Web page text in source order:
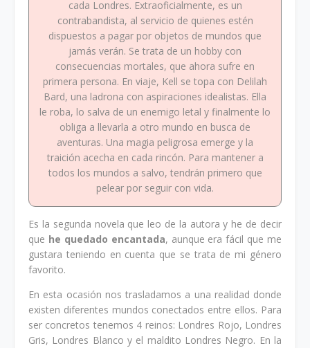
cada Londres. Extraoficialmente, es un
contrabandista, al servicio de quienes estén
dispuestos a pagar por objetos de mundos que
jamás verán. Se trata de un hobby con
consecuencias mortales, que ahora sufre en
primera persona. En viaje, Kell se topa con Delilah
Bard, una ladrona con aspiraciones idealistas. Ella
le roba, lo salva de un enemigo letal y finalmente lo
obliga a llevarla a otro mundo en busca de
aventuras. Una magia peligrosa emerge y la
traición acecha en cada rincón. Para mantener a
todos los mundos a salvo, tendrán primero que
pelear por seguir con vida.
Es la segunda novela que leo de la autora y he de decir
que he quedado encantada, aunque era fácil que me
gustara teniendo en cuenta que se trata de mi género
favorito.
En esta ocasión nos trasladamos a una realidad donde
existen diferentes mundos conectados entre ellos. Para
ser concretos tenemos 4 reinos: Londres Rojo, Londres
Gris, Londres Blanco y el maldito Londres Negro. En la